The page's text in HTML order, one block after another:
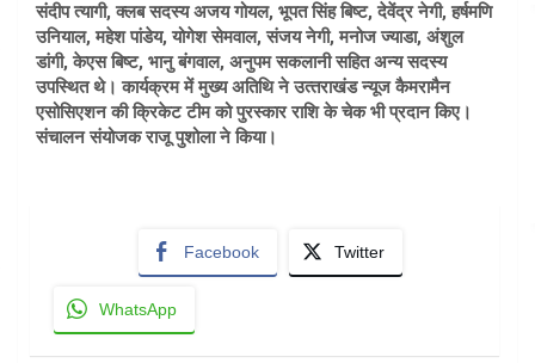
संदीप त्यागी, क्लब सदस्य अजय गोयल, भूपत सिंह बिष्ट, देवेंद्र नेगी, हर्षमणि
उनियाल, महेश पांडेय, योगेश सेमवाल, संजय नेगी, मनोज ज्‍याडा, अंशुल
डांगी, केएस बिष्‍ट, भानु बंगवाल, अनुपम सकलानी सहित अन्य सदस्‍य
उपस्थित थे। कार्यक्रम में मुख्‍य अतिथि ने उत्‍तराखंड न्‍यूज कैमरामैन
एसोसिएशन की क्रिकेट टीम को पुरस्‍कार राशि के चेक भी प्रदान किए।
संचालन संयोजक राजू पुशोला ने किया।
Facebook Twitter
WhatsApp